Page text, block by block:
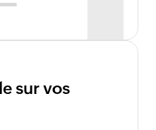
sur vos